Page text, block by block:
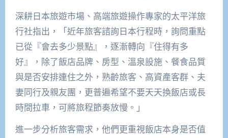
深耕日本旅遊市場、高端旅遊操作專家的太平洋旅
行社指出，「近年旅客諮詢日本行程時，詢問重點
已從『會去多少景點』，逐漸轉向『住得有多
好』，除了飯店品牌、房型、溫泉設施、餐食品質
與是否安排連住之外，熟齡旅客、高資產客群、夫
妻同行及親友團，更普遍希望不要天天換飯店或長
時間拉車，可將旅程節奏放慢。」
進一步分析旅客需求，他們更重視飯店本身是否值